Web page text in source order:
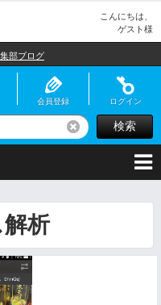
こんにちは、
ゲスト様
部ブログ
会員登録 ログイン
リセット検索
析